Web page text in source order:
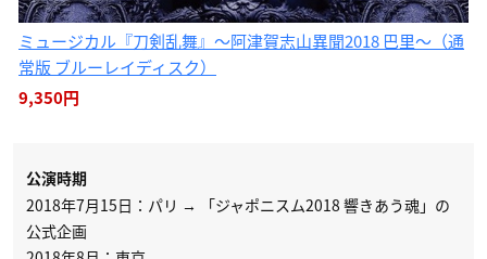
ミュージカル『刀剣乱舞』〜阿津賀志山異聞2018 巴里〜（通
常版 ブルーレイディスク）
9,350円
公演時期
2018年7月15日：パリ → 「ジャポニスム2018 響きあう魂」の
公式企画